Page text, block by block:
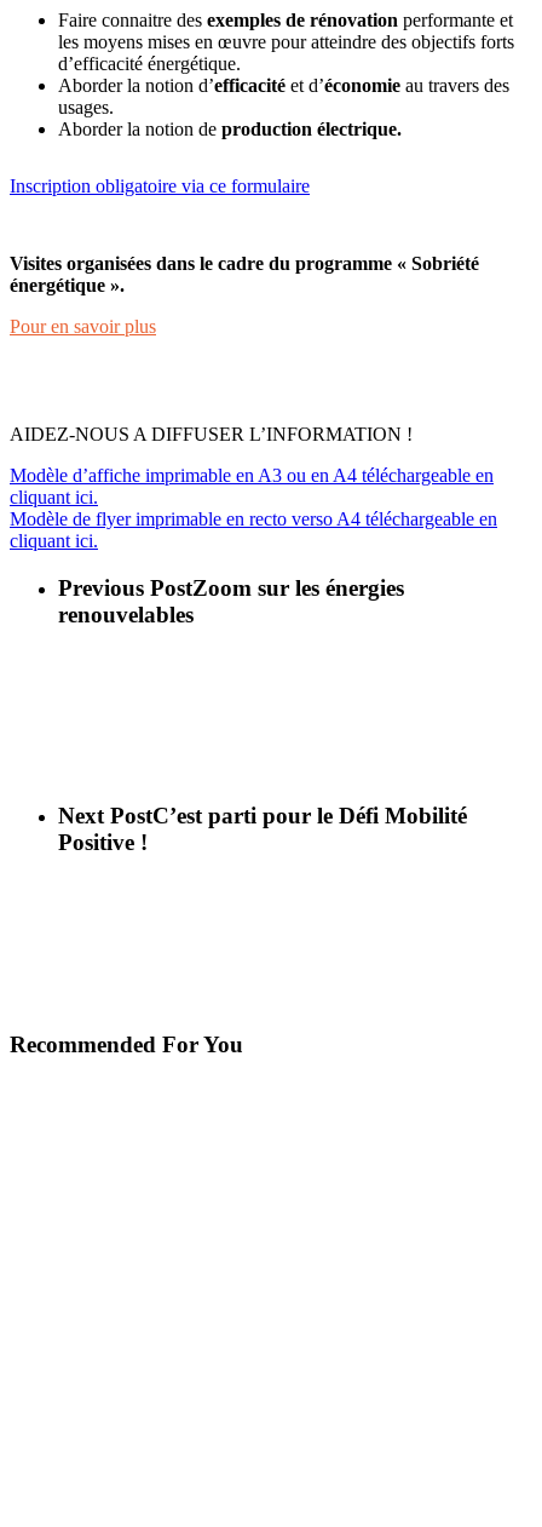
Faire connaitre des exemples de rénovation performante et
les moyens mises en œuvre pour atteindre des objectifs forts
d’efficacité énergétique.
Aborder la notion d’efficacité et d’économie au travers des
usages.
Aborder la notion de production électrique.
Inscription obligatoire via ce formulaire
Visites organisées dans le cadre du programme « Sobriété
énergétique ».
Pour en savoir plus
AIDEZ-NOUS A DIFFUSER L’INFORMATION !
Modèle d’affiche imprimable en A3 ou en A4 téléchargeable en
cliquant ici.
Modèle de flyer imprimable en recto verso A4 téléchargeable en
cliquant ici.
Previous PostZoom sur les énergies
renouvelables
Next PostC’est parti pour le Défi Mobilité
Positive !
Recommended For You